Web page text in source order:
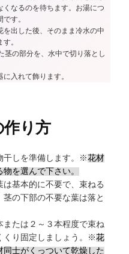
くなるのを待ちます。お湯につ
す。
を出した後、そのまま冷水の中
。
茎の部分を、水中で切り落とし
に入れて飾ります。
作り方
干しを準備します。※花材
を選んで下さい。
は基本的に不要で、束ねる
の下部の不要な葉は落と
または２～３本程度で束ね
くり固定しましょう。※花
士がくっついて乾燥した